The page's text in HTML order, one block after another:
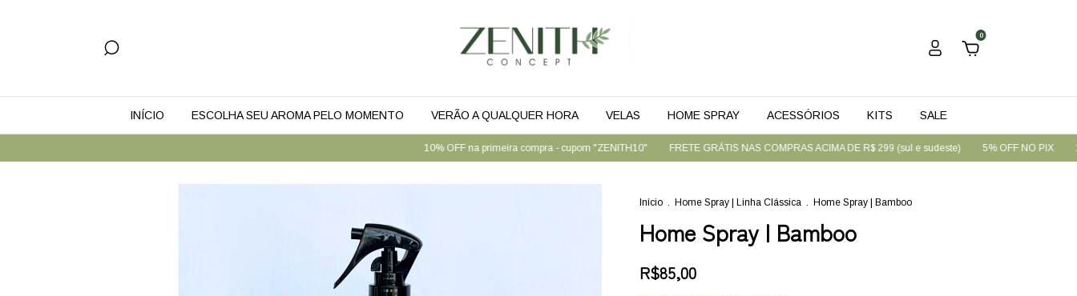
0
INÍCIO ESCOLHA SEU AROMA PELO MOMENTO VERÃO A QUALQUER HORA VELAS HOME SPRAY ACESSÓRIOS KITS SALE
10% OFF na primeira compra - cupom "ZENITH10" FRETE GRÁTIS NAS COMPRAS ACIMA DE R$ 299 (sul e sudeste) 5% OFF NO PIX 10%
Início . Home Spray | Linha Clássica . Home Spray | Bamboo
Home Spray | Bamboo
R$85,00